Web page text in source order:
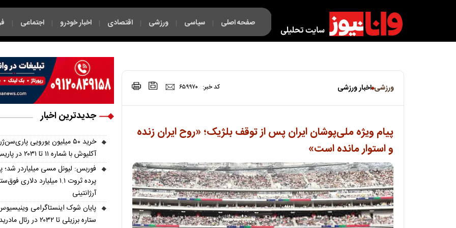
صفحه اصلی | سیاسی | ورزشی | اقتصادی | اخبار خودرو | اجتماعی |
فکت لایف |
ورزشی اخبار ورزشی کد خبر: ۶۵۹۹۷۰
پیام ویژه ملی‌پوشان ایران پس از توقف بلژیک؛ «روح ایران زنده
و استوار مانده است»
جدیدترین اخبار
خرید ۵۰ میلیون یورویی
آکلیوش با شماره ۱۱ تا ۲۰۳۱ در پاریس
فوربس: لیونل مسی میلیاردر
پرده ثروت ۱.۱ میلیارد دلاری
آرژانتینی
پایان شوک اینستاگرامی
ستاره برزیلی تا ۲۰۳۲ در رئال مادرید ماند